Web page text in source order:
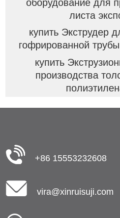
оборудование для
листа
купить Экструдер
гофрированной
купить
производства
+86 15553232608
vira@xinruisuji.com